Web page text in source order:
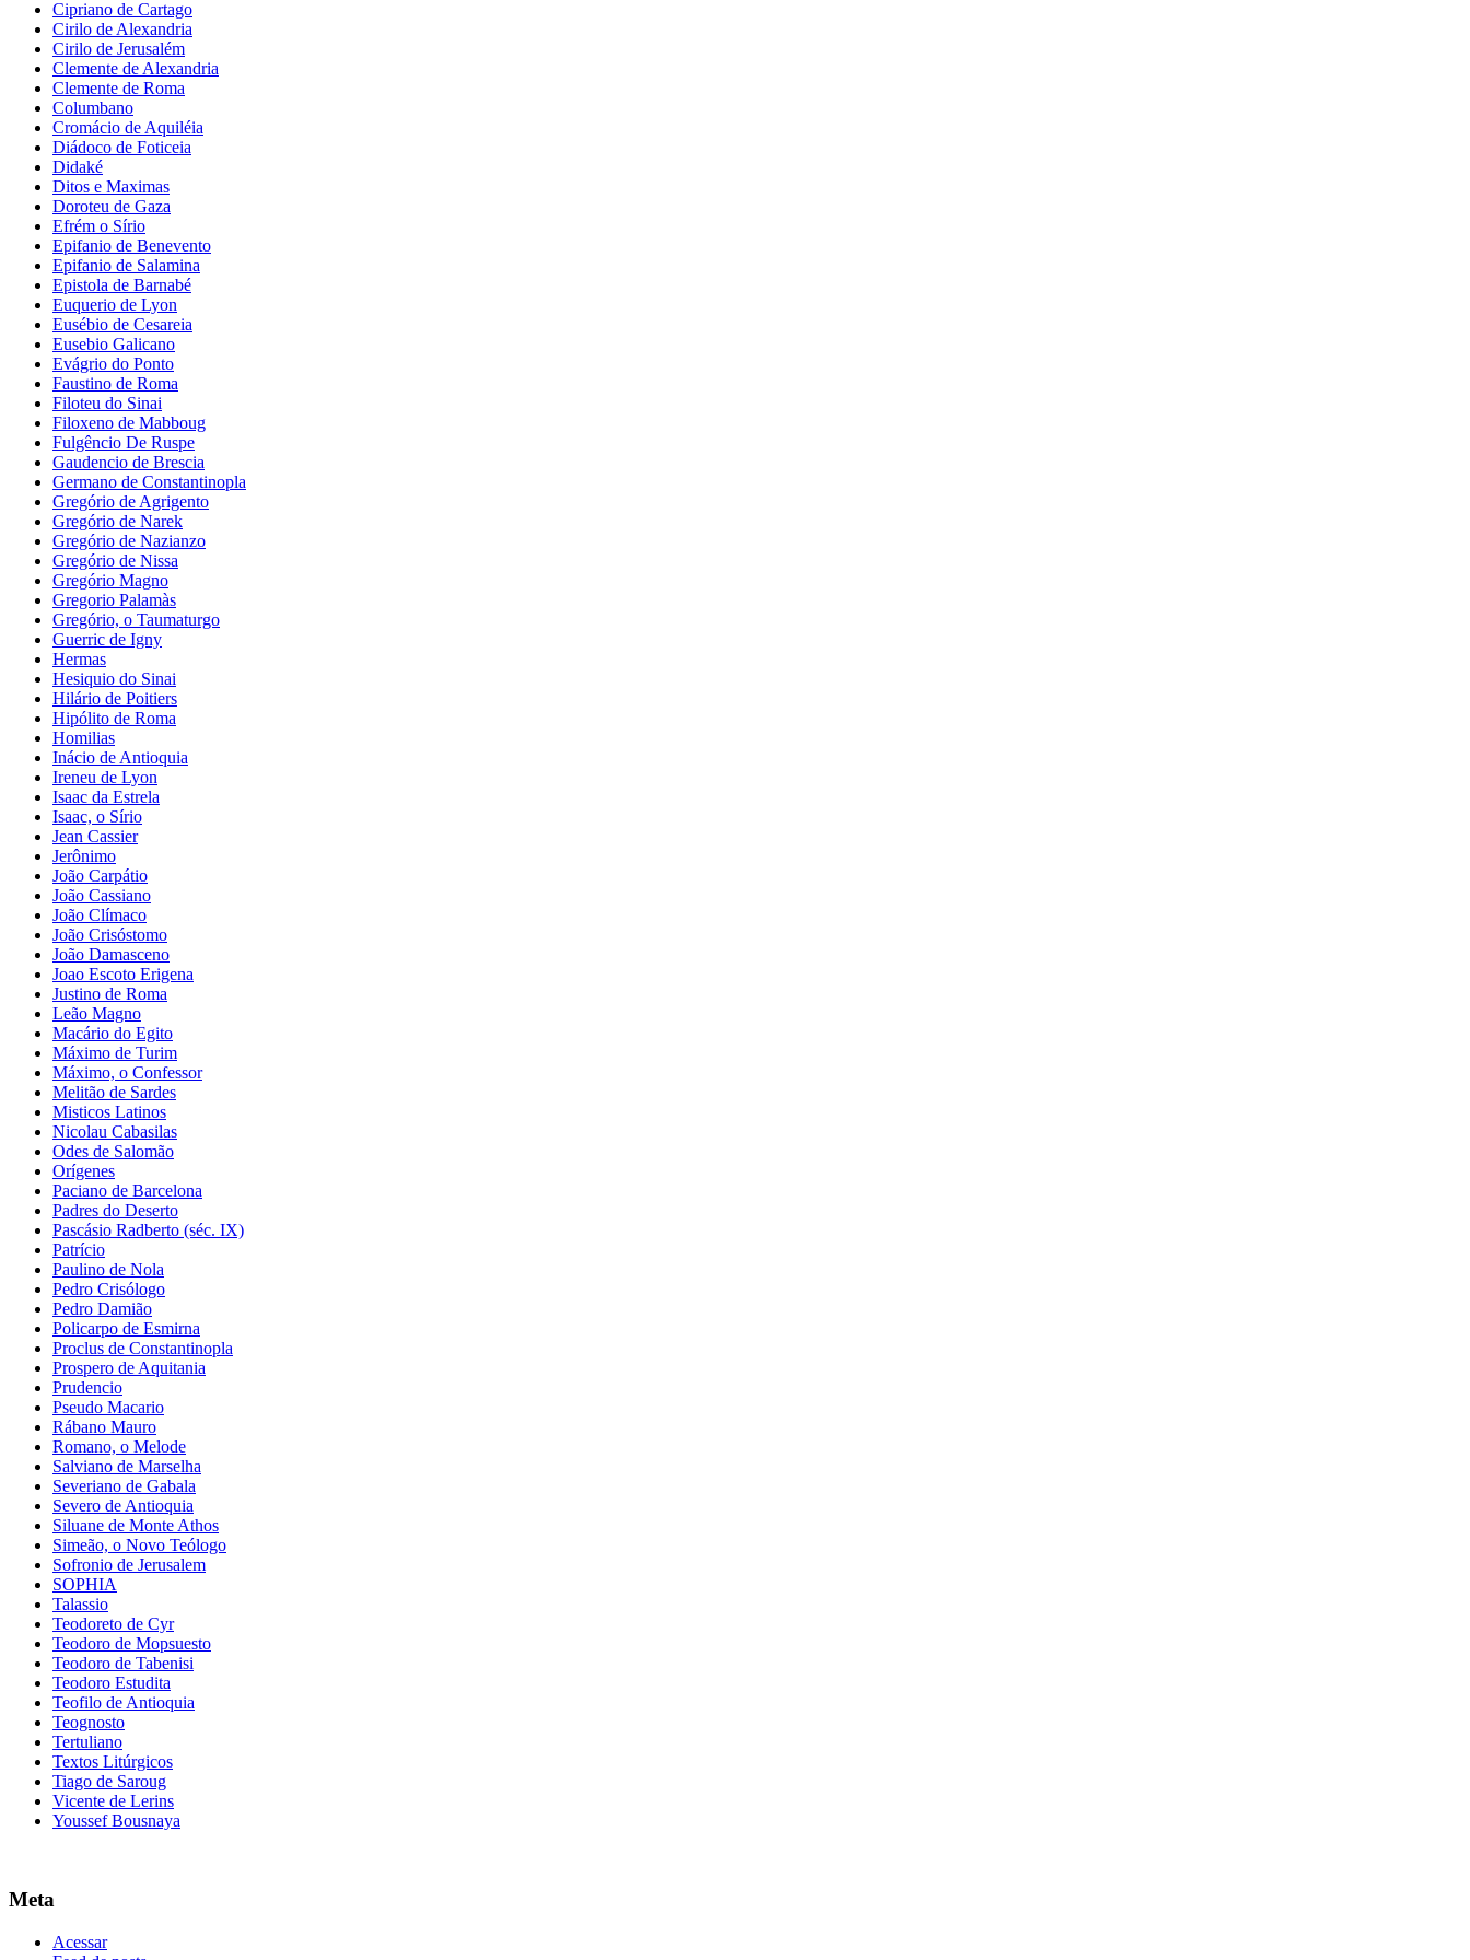
Cipriano de Cartago
Cirilo de Alexandria
Cirilo de Jerusalém
Clemente de Alexandria
Clemente de Roma
Columbano
Cromácio de Aquiléia
Diádoco de Foticeia
Didaké
Ditos e Maximas
Doroteu de Gaza
Efrém o Sírio
Epifanio de Benevento
Epifanio de Salamina
Epistola de Barnabé
Euquerio de Lyon
Eusébio de Cesareia
Eusebio Galicano
Evágrio do Ponto
Faustino de Roma
Filoteu do Sinai
Filoxeno de Mabboug
Fulgêncio De Ruspe
Gaudencio de Brescia
Germano de Constantinopla
Gregório de Agrigento
Gregório de Narek
Gregório de Nazianzo
Gregório de Nissa
Gregório Magno
Gregorio Palamàs
Gregório, o Taumaturgo
Guerric de Igny
Hermas
Hesiquio do Sinai
Hilário de Poitiers
Hipólito de Roma
Homilias
Inácio de Antioquia
Ireneu de Lyon
Isaac da Estrela
Isaac, o Sírio
Jean Cassier
Jerônimo
João Carpátio
João Cassiano
João Clímaco
João Crisóstomo
João Damasceno
Joao Escoto Erigena
Justino de Roma
Leão Magno
Macário do Egito
Máximo de Turim
Máximo, o Confessor
Melitão de Sardes
Misticos Latinos
Nicolau Cabasilas
Odes de Salomão
Orígenes
Paciano de Barcelona
Padres do Deserto
Pascásio Radberto (séc. IX)
Patrício
Paulino de Nola
Pedro Crisólogo
Pedro Damião
Policarpo de Esmirna
Proclus de Constantinopla
Prospero de Aquitania
Prudencio
Pseudo Macario
Rábano Mauro
Romano, o Melode
Salviano de Marselha
Severiano de Gabala
Severo de Antioquia
Siluane de Monte Athos
Simeão, o Novo Teólogo
Sofronio de Jerusalem
SOPHIA
Talassio
Teodoreto de Cyr
Teodoro de Mopsuesto
Teodoro de Tabenisi
Teodoro Estudita
Teofilo de Antioquia
Teognosto
Tertuliano
Textos Litúrgicos
Tiago de Saroug
Vicente de Lerins
Youssef Bousnaya
Meta
Acessar